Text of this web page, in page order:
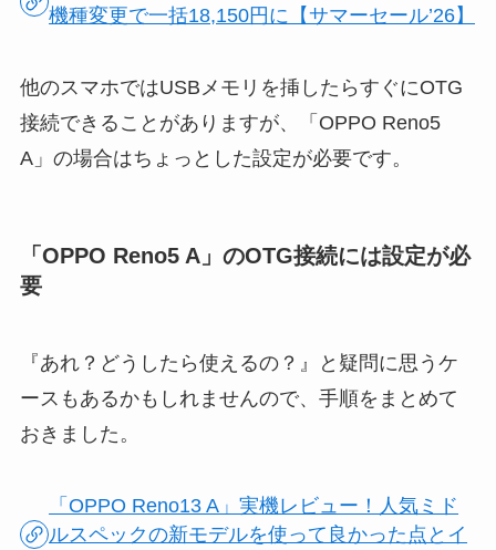
機種変更で一括18,150円に【サマーセール’26】
他のスマホではUSBメモリを挿したらすぐにOTG
接続できることがありますが、「OPPO Reno5
A」の場合はちょっとした設定が必要です。
「OPPO Reno5 A」のOTG接続には設定が必
要
『あれ？どうしたら使えるの？』と疑問に思うケ
ースもあるかもしれませんので、手順をまとめて
おきました。
「OPPO Reno13 A」実機レビュー！人気ミド
ルスペックの新モデルを使って良かった点とイ